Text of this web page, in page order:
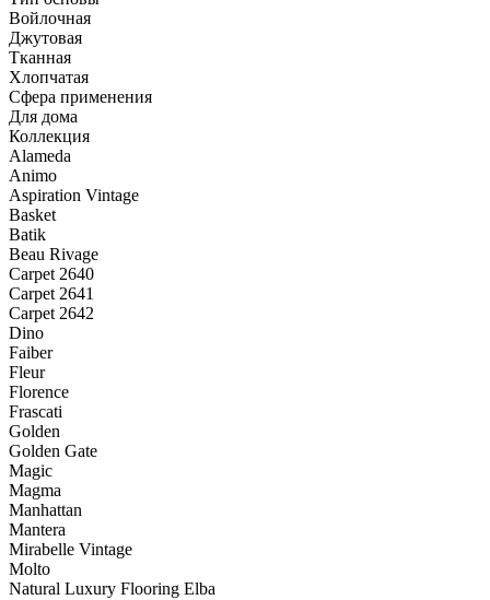
Войлочная
Джутовая
Тканная
Хлопчатая
Сфера применения
Для дома
Коллекция
Alameda
Animo
Aspiration Vintage
Basket
Batik
Beau Rivage
Carpet 2640
Carpet 2641
Carpet 2642
Dino
Faiber
Fleur
Florence
Frascati
Golden
Golden Gate
Magic
Magma
Manhattan
Mantera
Mirabelle Vintage
Molto
Natural Luxury Flooring Elba